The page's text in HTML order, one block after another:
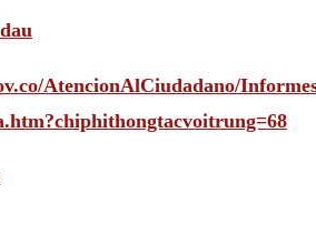
AtencionAlCiudadano/